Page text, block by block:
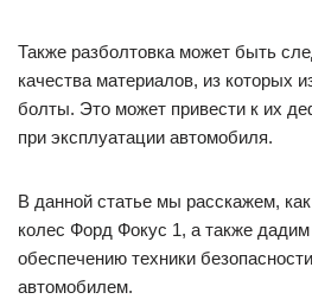
Также разболтовка может быть
качества материалов, из которых
болты. Это может привести к их
при эксплуатации автомобиля.
В данной статье мы расскажем,
колес Форд Фокус 1, а также
обеспечению техники
автомобилем.